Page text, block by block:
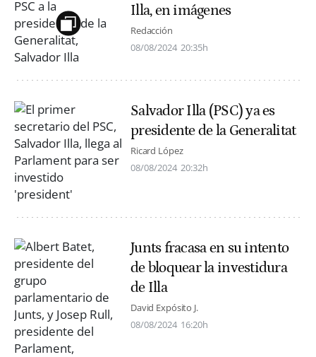
Illa, en imágenes
Redacción
08/08/2024 20:35h
Salvador Illa (PSC) ya es
presidente de la Generalitat
Ricard López
08/08/2024 20:32h
Junts fracasa en su intento
de bloquear la investidura
de Illa
David Expósito J.
08/08/2024 16:20h